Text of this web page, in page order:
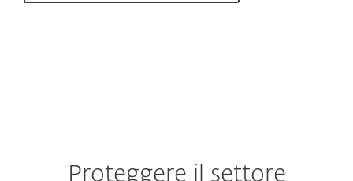
Proteggere il settore